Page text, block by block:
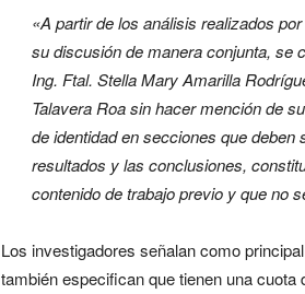
«A partir de los análisis realizados
su discusión de manera conjunta, se
Ing. Ftal. Stella Mary Amarilla
Talavera Roa sin hacer mención de
de identidad en secciones que
resultados y las conclusiones,
contenido de trabajo previo y que no
Los investigadores señalan como
también especifican que tienen una cuota